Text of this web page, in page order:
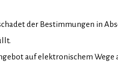
der Bestimmungen in
auf elektronischem